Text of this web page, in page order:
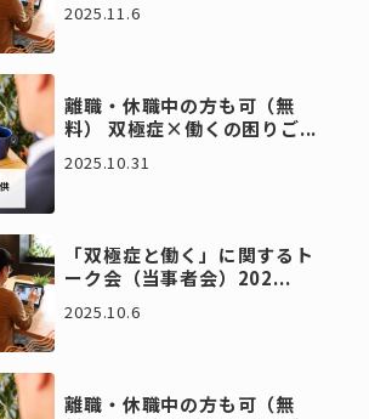
2025.11.6
離職・休職中の方も可（無
料） 双極症×働くの困りご...
2025.10.31
「双極症と働く」に関するト
ーク会（当事者会）202...
2025.10.6
離職・休職中の方も可（無